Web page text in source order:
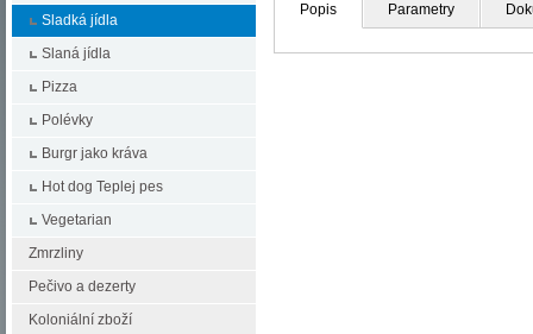
Sladká jídla
Slaná jídla
Pizza
Polévky
Burgr jako kráva
Hot dog Teplej pes
Vegetarian
Zmrzliny
Pečivo a dezerty
Koloniální zboží
Popis Parametry